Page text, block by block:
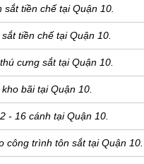
tiền chế tại Quận 10.
tiền chế tại Quận 10.
cưng sắt tại Quận 10.
bãi tại Quận 10.
- 16 cánh tại Quận 10.
công trình tôn sắt tại Quận 10.